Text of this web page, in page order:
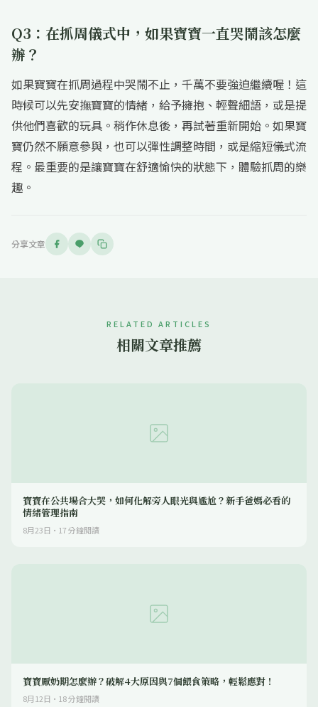
Q3：在抓周儀式中，如果寶寶一直哭鬧該怎麼
辦？
如果寶寶在抓周過程中哭鬧不止，千萬不要強迫繼續喔！這
時候可以先安撫寶寶的情緒，給予擁抱、輕聲細語，或是提
供他們喜歡的玩具。稍作休息後，再試著重新開始。如果寶
寶仍然不願意參與，也可以彈性調整時間，或是縮短儀式流
程。最重要的是讓寶寶在舒適愉快的狀態下，體驗抓周的樂
趣。
分享文章
RELATED ARTICLES
相關文章推薦
寶寶在公共場合大哭，如何化解旁人眼光與尷尬？新手爸媽必看的
情緒管理指南
8月23日 · 17分鐘閱讀
寶寶厭奶期怎麼辦？破解4大原因與7個餵食策略，輕鬆應對！
8月12日 · 18分鐘閱讀